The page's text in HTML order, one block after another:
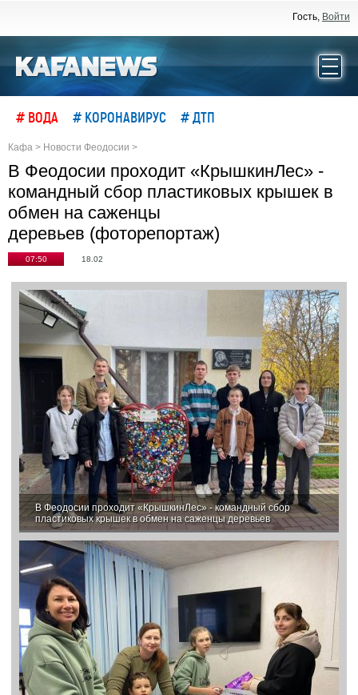
Гость, Войти
# ВОДА # КОРОНАВИРУС # ДТП
Кафа > Новости Феодосии >
В Феодосии проходит «КрышкинЛес» -
командный сбор пластиковых крышек в
обмен на саженцы
деревьев (фоторепортаж)
07:50 18.02
В Феодосии проходит «КрышкинЛес» - командный сбор
пластиковых крышек в обмен на саженцы деревьев